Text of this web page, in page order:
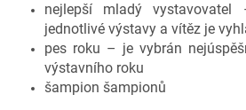
nejlepší mladý
jednotlivé výstavy a vítěz je
pes roku – je vybrán
výstavního roku
šampion šampionů